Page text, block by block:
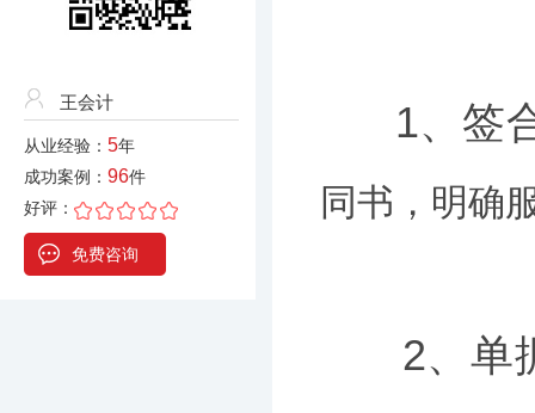
王会计
从业经验： 5年
成功案例： 96件
好评：
免费咨询
1、签
同书，明确
2、单